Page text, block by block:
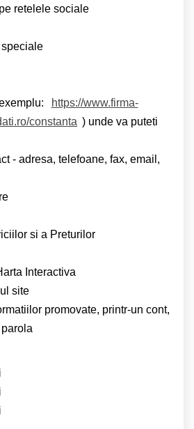
retelele sociale
https://www.firma-
constanta ) unde va puteti
- adresa, telefoane, fax, email,
si a Preturilor
Interactiva
site
promovate, printr-un cont,